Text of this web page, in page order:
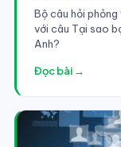
Bộ câu hỏi
với câu Tại sao
Anh?
Đọc bài →